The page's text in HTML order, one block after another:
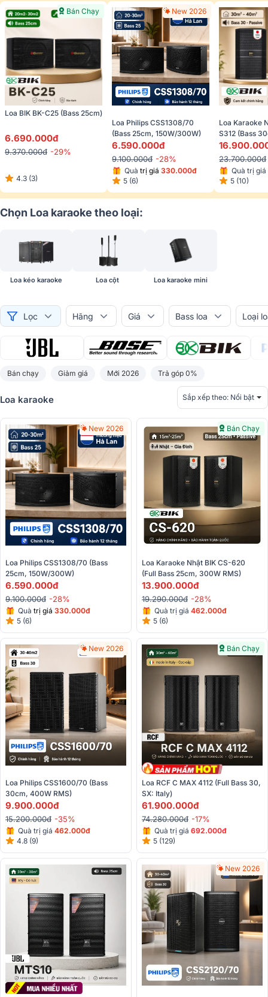
Bán Chạy
Loa BIK BK-C25 (Bass 25cm)
6.690.000đ
9.370.000đ -29%
4.3 (3)
New 2026
Loa Philips CSS1308/70
(Bass 25cm, 150W/300W)
6.590.000đ
9.100.000đ -28%
Quà trị giá 330.000đ
5 (6)
Loa Karaoke
S312 (Bass
23.700.000đ
Quà trị giá
5 (10)
Chọn Loa karaoke theo loại:
Loa kéo karaoke Loa karaoke mini
Lọc Hãng Giá Bass loa Loại
Bán chạy Giảm giá Mới 2026 Trả góp 0%
Loa karaoke Sắp xếp theo: Nổi bật
New 2026
Loa Philips CSS1308/70 (Bass
25cm, 150W/300W)
6.590.000đ
9.100.000đ -28%
Quà trị giá 330.000đ
5 (6)
Bán Chạy
Loa Karaoke Nhật BIK CS-620
(Full Bass 25cm, 300W RMS)
13.900.000đ
19.290.000đ -28%
Quà trị giá 462.000đ
5 (6)
New 2026
Loa Philips CSS1600/70 (Bass
30cm, 400W RMS)
9.900.000đ
15.200.000đ -35%
Quà trị giá 462.000đ
4.8 (9)
Bán Chạy
Loa RCF C MAX 4112 (full Bass 30,
SX: Italy)
61.900.000đ
74.280.000đ -17%
Quà trị giá 692.000đ
5 (129)
New 2026